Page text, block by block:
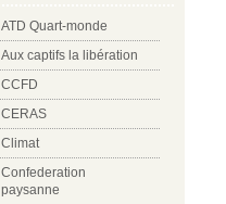
ATD Quart-monde
Aux captifs la libération
CCFD
CERAS
Climat
Confederation
paysanne